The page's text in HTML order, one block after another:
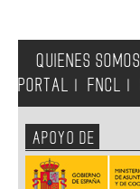
QUIENES SOMOS
PORTAL
FNCL
APOYO DE